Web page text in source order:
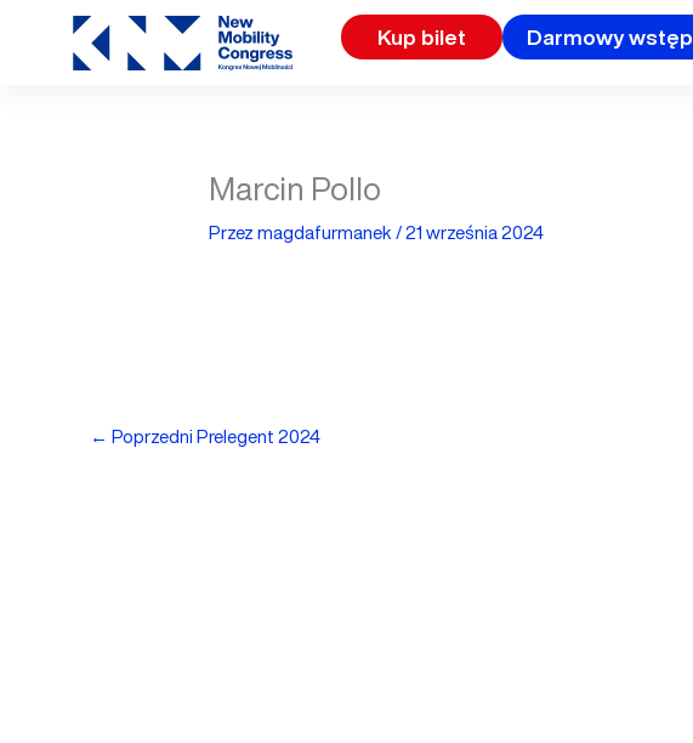
Kup bilet Darmowy wstęp
Marcin Pollo
Przezmagdafurmanek/21 września 2024
← Poprzedni Prelegent 2024